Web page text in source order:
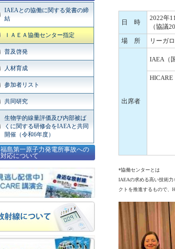
IAEAとの協働に関する覚書の締
結
ＩＡＥＡ協働センター指定
普及啓発
人材育成
参加者リスト
共同研究
生物学的線量評価及び内部被ば
くに関する研修会をIAEAと共同
開催（令和6年度）
福島第一原子力発電所事故への
対応について
日 時
2022年
（協議
場 所
リーガ
出席者
IAEA（
HICARE
*協働センターとは
IAEAの求める高い技術
クトを推進するもので、